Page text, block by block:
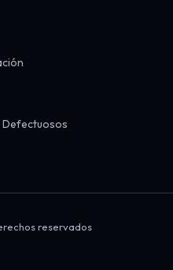
Defectuosos
reservados